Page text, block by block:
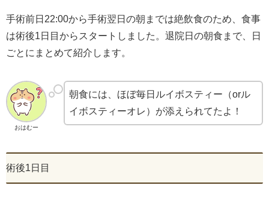
手術前日22:00から手術翌日の朝までは絶飲食のため、食事
は術後1日目からスタートしました。退院日の朝食まで、日
ごとにまとめて紹介します。
おはむー
朝食には、ほぼ毎日ルイボスティー（orル
イボスティーオレ）が添えられてたよ！
術後1日目